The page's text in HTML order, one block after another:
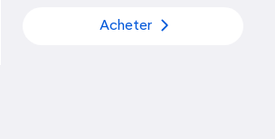
Acheter